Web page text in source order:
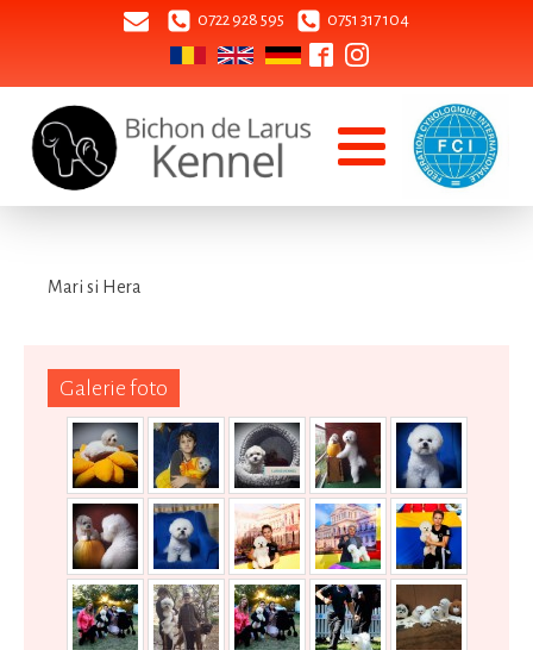
0722 928 595 0751 317 104
Galerie foto
Mari si Hera